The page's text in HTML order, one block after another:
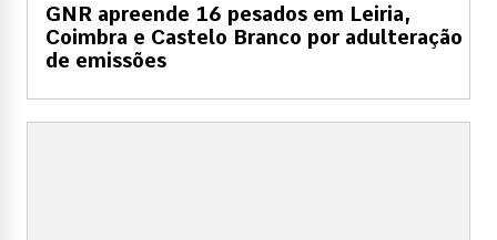
GNR apreende 16 pesados em Leiria,
Coimbra e Castelo Branco por adulteração
de emissões